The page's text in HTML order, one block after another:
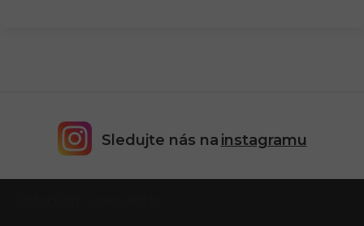
Sledujte nás na instagramu